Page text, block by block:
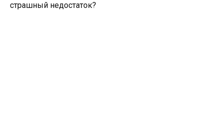
страшный недостаток?